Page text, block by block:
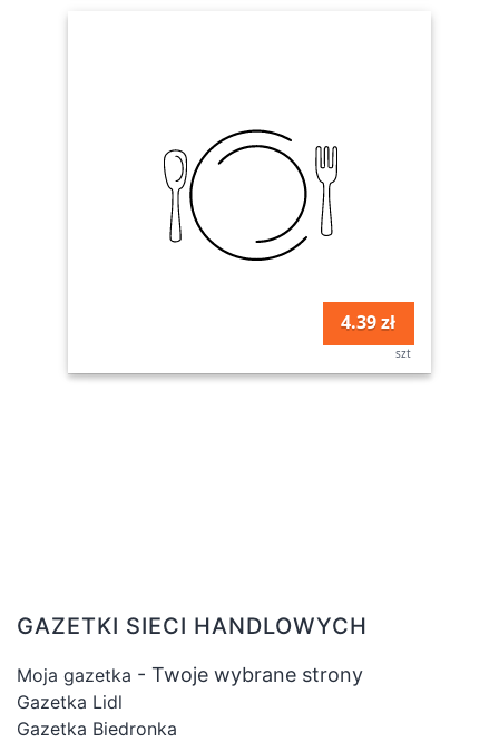
4.39 zł
szt
GAZETKI SIECI HANDLOWYCH
Moja gazetka - Twoje wybrane strony
Gazetka Lidl
Gazetka Biedronka